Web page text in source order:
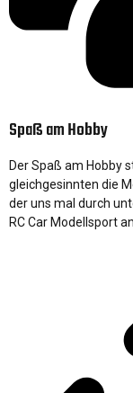
Spaß am Hobby
Der Spaß am Hobby
gleichgesinnten die
der uns mal durch
RC Car Modellsport